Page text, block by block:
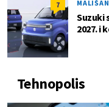
7
Suzuki
2027. i
Tehnopolis